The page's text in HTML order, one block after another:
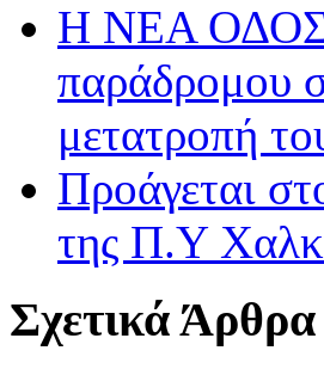
Η ΝΕΑ ΟΔΟΣ
παράδρομου
μετατροπή
Προάγεται
της Π.Υ
Σχετικά Άρθρα